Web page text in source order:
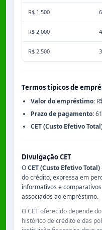
R$ 1.500
R$ 2.000
R$ 2.500
Termos típicos de
Valor do empréstimo:
Prazo de pagamento:
CET (Custo Efetivo
Divulgação CET
OCET (Custo Efetivo Total)
do crédito, expressa em
informativos e
associados ao empréstimo.
O CET oferecido depende
histórico de crédito e das